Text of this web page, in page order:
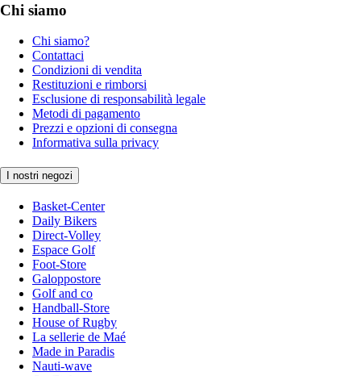
Chi siamo
Chi siamo?
Contattaci
Condizioni di vendita
Restituzioni e rimborsi
Esclusione di responsabilità legale
Metodi di pagamento
Prezzi e opzioni di consegna
Informativa sulla privacy
I nostri negozi
Basket-Center
Daily Bikers
Direct-Volley
Espace Golf
Foot-Store
Galoppostore
Golf and co
Handball-Store
House of Rugby
La sellerie de Maé
Made in Paradis
Nauti-wave